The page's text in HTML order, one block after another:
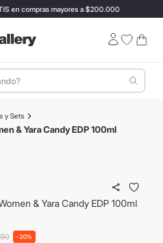
en compras mayores a $200.000
y Sets
& Yara Candy EDP 100ml
& Yara Candy EDP 100ml
-20%